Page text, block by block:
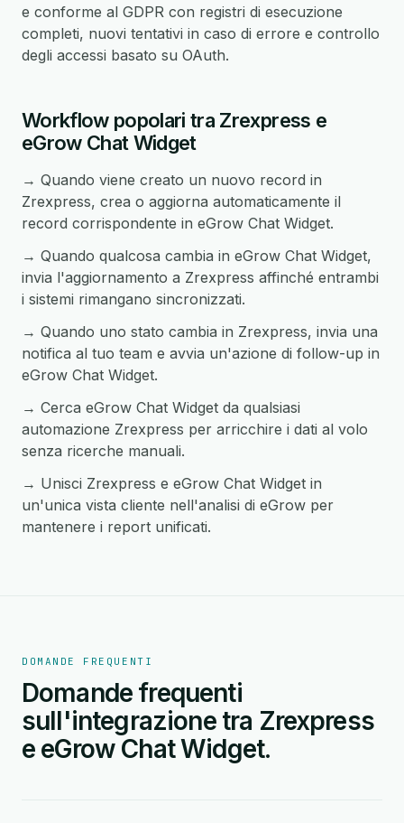
e conforme al GDPR con registri di esecuzione
completi, nuovi tentativi in caso di errore e controllo
degli accessi basato su OAuth.
Workflow popolari tra Zrexpress e
eGrow Chat Widget
→ Quando viene creato un nuovo record in
Zrexpress, crea o aggiorna automaticamente il
record corrispondente in eGrow Chat Widget.
→ Quando qualcosa cambia in eGrow Chat Widget,
invia l'aggiornamento a Zrexpress affinché entrambi
i sistemi rimangano sincronizzati.
→ Quando uno stato cambia in Zrexpress, invia una
notifica al tuo team e avvia un'azione di follow-up in
eGrow Chat Widget.
→ Cerca eGrow Chat Widget da qualsiasi
automazione Zrexpress per arricchire i dati al volo
senza ricerche manuali.
→ Unisci Zrexpress e eGrow Chat Widget in
un'unica vista cliente nell'analisi di eGrow per
mantenere i report unificati.
DOMANDE FREQUENTI
Domande frequenti
sull'integrazione tra Zrexpress
e eGrow Chat Widget.